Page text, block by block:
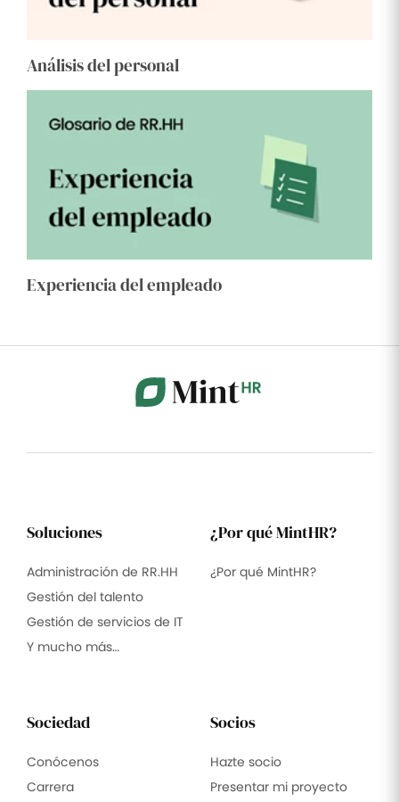
Análisis del personal
Experiencia del empleado
Soluciones
Administración de RR.HH
Gestión del talento
Gestión de servicios de IT
Y mucho más…
¿Por qué MintHR?
¿Por qué MintHR?
Sociedad
Conócenos
Carrera
Socios
Hazte socio
Presentar mi proyecto